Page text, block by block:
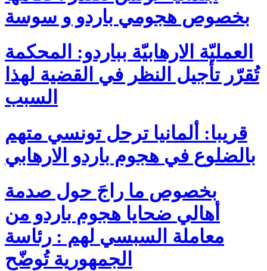
بخصوص هجومي باردو و سوسة
العمليّة الارهابيّة بباردو: المحكمة
تُقرّر تأجيل النظر في القضية لهذا
السبب
قريبا: ألمانيا ترحل تونسي متهم
بالضلوع في هجوم باردو الارهابي
بخصوص ما راجَ حول صدمة
أهالي ضحايا هجوم باردو من
معاملة السبسي لهم : رئاسة
الجمهورية تُوضّح